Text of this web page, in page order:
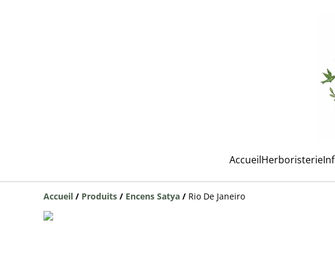
AccueilHerboristerie
Accueil / Produits / Encens Satya / Rio De Janeiro